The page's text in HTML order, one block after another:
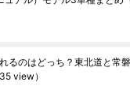
るのはどっち？東北道と常
35 view）